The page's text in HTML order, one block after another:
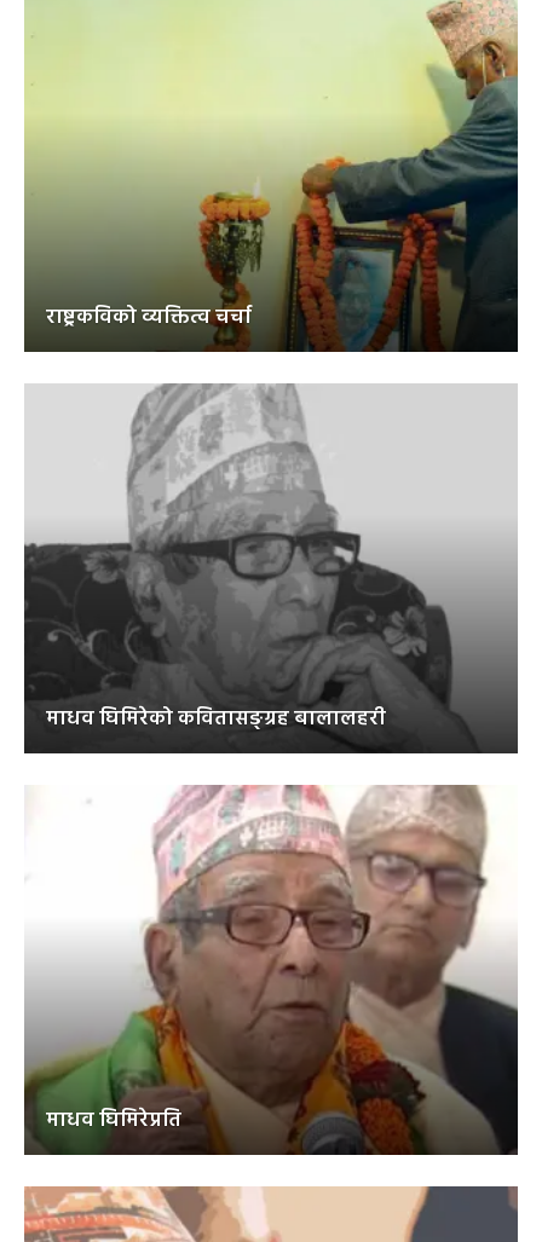
राष्ट्रकविको व्यक्तित्व चर्चा
माधव घिमिरेको कवितासङ्ग्रह बालालहरी
माधव घिमिरेप्रति